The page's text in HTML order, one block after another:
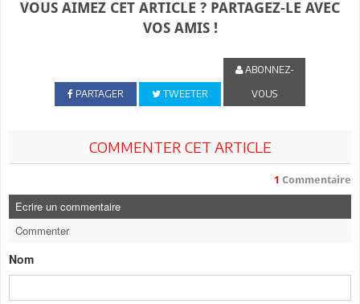
VOUS AIMEZ CET ARTICLE ? PARTAGEZ-LE AVEC
VOS AMIS !
PARTAGER TWEETER
ABONNEZ-
VOUS
COMMENTER CET ARTICLE
1 Commentaire
Ecrire un commentaire
Commenter
Nom